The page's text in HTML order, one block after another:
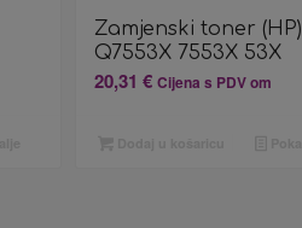
Zamjenski toner (HP)
Q7553X 7553X 53X
20,31 € Cijena s PDV om